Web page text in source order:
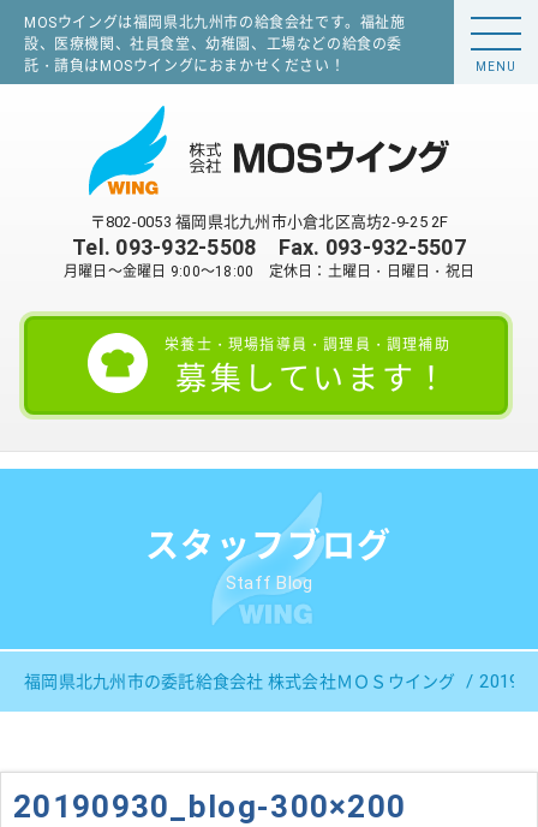
MOSウイングは福岡県北九州市の給食会社です。福祉施
設、医療機関、社員食堂、幼稚園、工場などの給食の委
託・請負はMOSウイングにおまかせください！
〒802-0053 福岡県北九州市小倉北区高坊2-9-25 2F
Tel. 093-932-5508 Fax. 093-932-5507
月曜日～金曜日 9:00～18:00 定休日：土曜日・日曜日・祝日
栄養士・現場指導員・調理員・調理補助
募集しています！
MENU
スタッフブログ
Staff Blog
福岡県北九州市の委託給食会社 株式会社ＭＯＳウイング
20190930_blog-300×200